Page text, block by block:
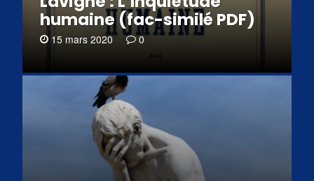
humaine (fac-similé PDF)
15 mars 2020 0